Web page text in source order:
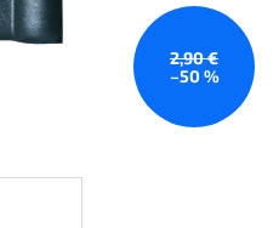
2,90 €
–50 %